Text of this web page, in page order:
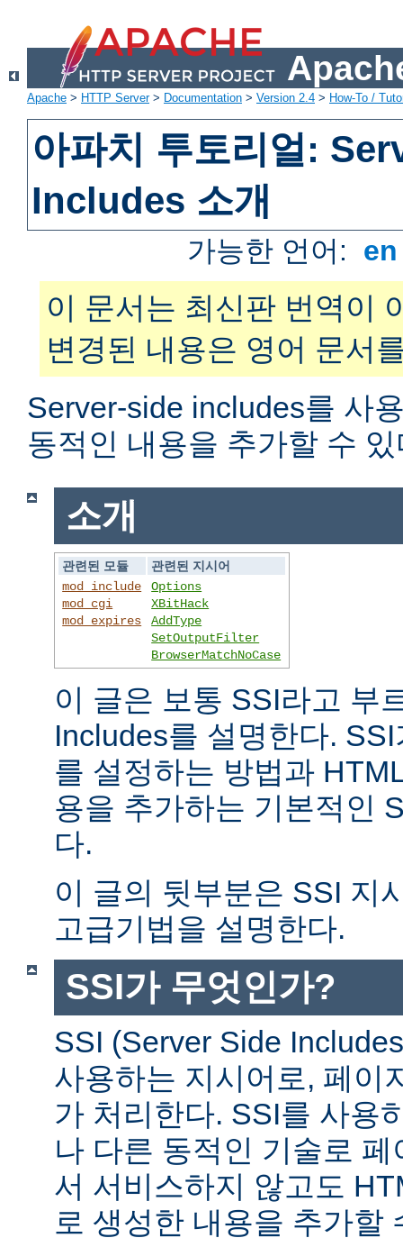
Apache > HTTP Server> Documentation > Version 2.4 > How-To /
아파치 투토리얼:
Includes 소개
가능한 언어:
이 문서는 최신판 번역이
변경된 내용은 영어 문서
Server-side includes를 사
동적인 내용을 추가할 수 있
소개
관련된 모듈
관련된 지시어
mod_include
mod_cgi
mod_expires
Options
XBitHack
AddType
SetOutputFilter
BrowserMatchNoCase
이 글은 보통 SSI라고 부
Includes를 설명한다.
를 설정하는 방법과
용을 추가하는 기본적인
다.
이 글의 뒷부분은 SSI 지
고급기법을 설명한다.
SSI가 무엇인가?
SSI (Server Side
사용하는 지시어로, 페이
가 처리한다. SSI를 사용
나 다른 동적인 기술로
서 서비스하지 않고도
로 생성한 내용을 추가할